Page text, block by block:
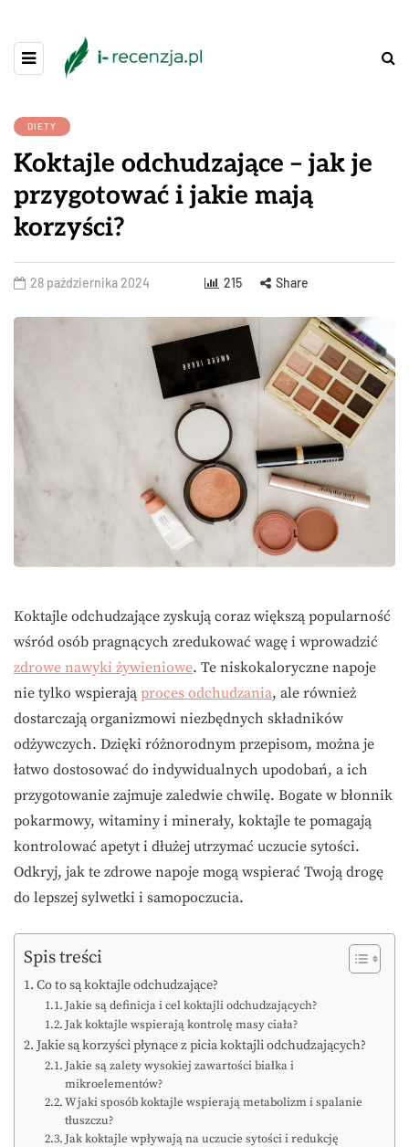
DIETY
Koktajle odchudzające – jak je
przygotować i jakie mają
korzyści?
28 października 2024 215 Share
Koktajle odchudzające zyskują coraz większą popularność
wśród osób pragnących zredukować wagę i wprowadzić
zdrowe nawyki żywieniowe. Te niskokaloryczne napoje
nie tylko wspierają proces odchudzania, ale również
dostarczają organizmowi niezbędnych składników
odżywczych. Dzięki różnorodnym przepisom, można je
łatwo dostosować do indywidualnych upodobań, a ich
przygotowanie zajmuje zaledwie chwilę. Bogate w błonnik
pokarmowy, witaminy i minerały, koktajle te pomagają
kontrolować apetyt i dłużej utrzymać uczucie sytości.
Odkryj, jak te zdrowe napoje mogą wspierać Twoją drogę
do lepszej sylwetki i samopoczucia.
Spis treści
Co to są koktajle odchudzające?
Jakie są definicja i cel koktajli odchudzających?
Jak koktajle wspierają kontrolę masy ciała?
Jakie są korzyści płynące z picia koktajli odchudzających?
Jakie są zalety wysokiej zawartości białka i
mikroelementów?
W jaki sposób koktajle wspierają metabolizm i spalanie
tłuszczu?
Jak koktajle wpływają na uczucie sytości i redukcję